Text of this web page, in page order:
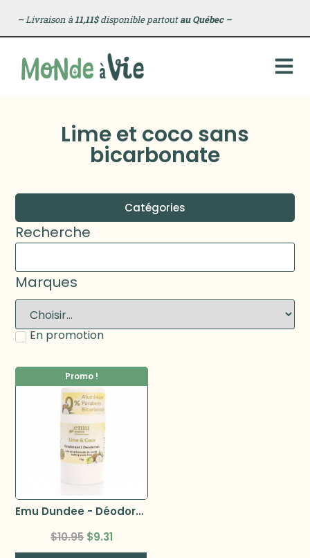
–Livraison à11,11$disponible partoutau Québec –
Lime et coco sans
bicarbonate
Catégories
Recherche
Marques
En promotion
Promo !
Emu Dundee - Déodorant naturel 65g –
$10.95 $9.31